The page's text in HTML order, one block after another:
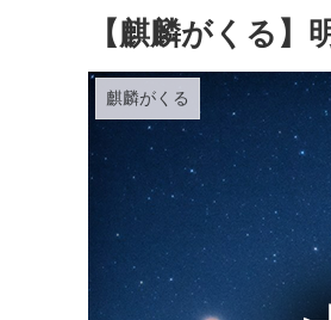
【麒麟がくる】
麒麟がくる